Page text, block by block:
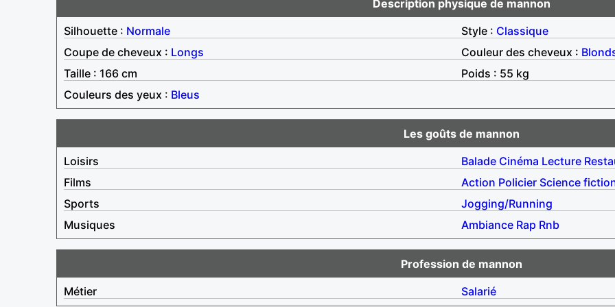
Description physique de mannon
Silhouette : Normale Style : Classique
Coupe de cheveux : Longs Couleur des cheveux :
Taille : 166 cm
Poids : 55 kg
Couleurs des yeux : Bleus
Les goûts de mannon
Loisirs
Balade Cinéma Lecture
Films
Action Policier Science
Sports
Jogging/Running
Musiques
Ambiance Rap Rnb
Profession de mannon
Métier
Salarié